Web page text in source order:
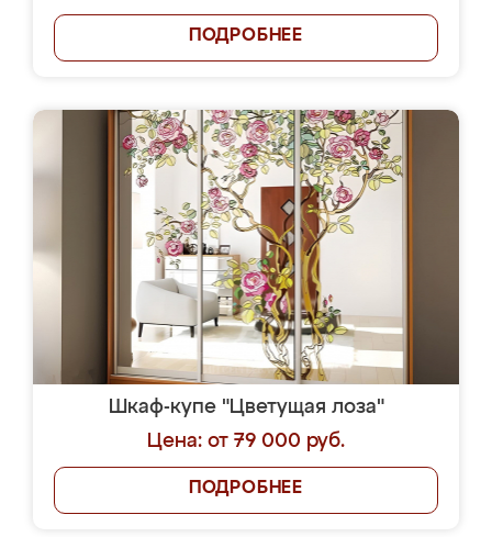
ПОДРОБНЕЕ
Шкаф-купе "Цветущая лоза"
Цена: от 79 000 руб.
ПОДРОБНЕЕ